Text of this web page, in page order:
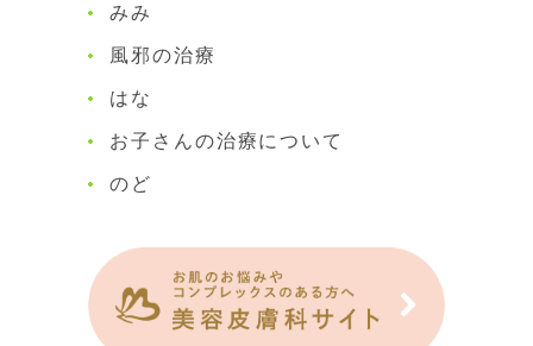
みみ
風邪の治療
はな
お子さんの治療について
のど